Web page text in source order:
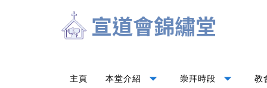
主頁 本堂介紹 arrow_drop_down 崇拜時段 arrow_drop_down 教